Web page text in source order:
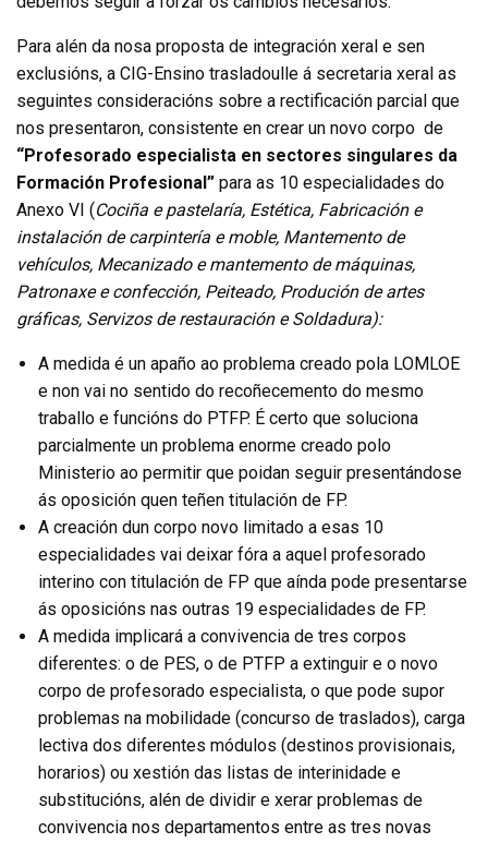
Para alén da nosa proposta de integración xeral e sen
exclusións, a CIG-Ensino trasladoulle á secretaria xeral as
seguintes consideracións sobre a rectificación parcial que
nos presentaron, consistente en crear un novo corpo de
“Profesorado especialista en sectores singulares da
Formación Profesional” para as 10 especialidades do
Anexo VI (Cociña e pastelaría, Estética, Fabricación e
instalación de carpintería e moble, Mantemento de
vehículos, Mecanizado e mantemento de máquinas,
Patronaxe e confección, Peiteado, Produción de artes
gráficas, Servizos de restauración e Soldadura):
A medida é un apaño ao problema creado pola LOMLOE
e non vai no sentido do recoñecemento do mesmo
traballo e funcións do PTFP. É certo que soluciona
parcialmente un problema enorme creado polo
Ministerio ao permitir que poidan seguir presentándose
ás oposición quen teñen titulación de FP.
A creación dun corpo novo limitado a esas 10
especialidades vai deixar fóra a aquel profesorado
interino con titulación de FP que aínda pode presentarse
ás oposicións nas outras 19 especialidades de FP.
A medida implicará a convivencia de tres corpos
diferentes: o de PES, o de PTFP a extinguir e o novo
corpo de profesorado especialista, o que pode supor
problemas na mobilidade (concurso de traslados), carga
lectiva dos diferentes módulos (destinos provisionais,
horarios) ou xestión das listas de interinidade e
substitucións, alén de dividir e xerar problemas de
convivencia nos departamentos entre as tres novas